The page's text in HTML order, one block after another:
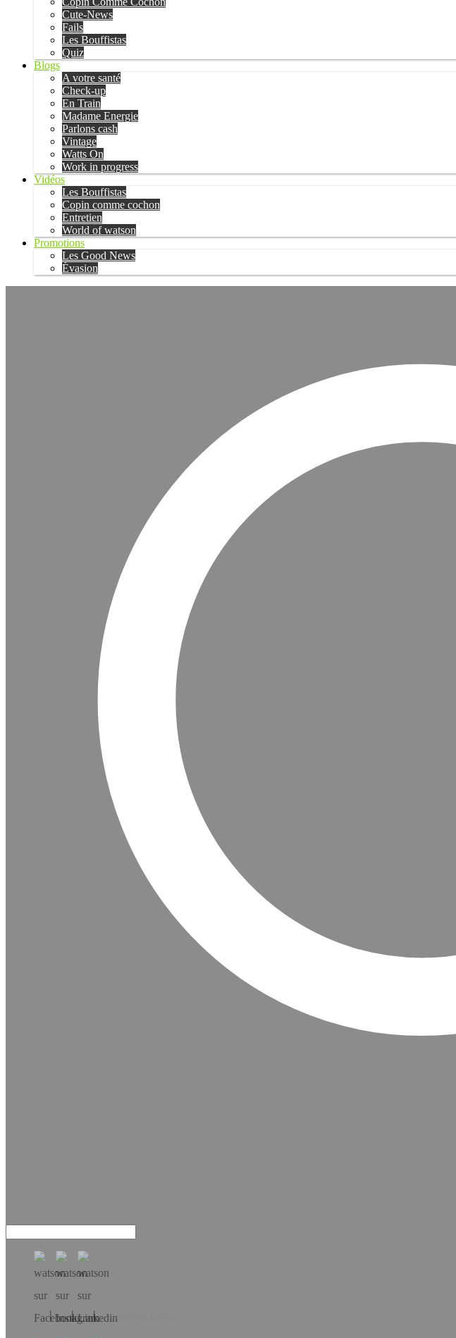
Cute-News
Fails
Les Bouffistas
Quiz
Blogs
A votre santé
Check-up
En Train
Madame Energie
Parlons cash
Vintage
Watts On
Work in progress
Vidéos
Les Bouffistas
Copin comme cochon
Entretien
World of watson
Promotions
Les Good News
Évasion
Téléchargez l’app!